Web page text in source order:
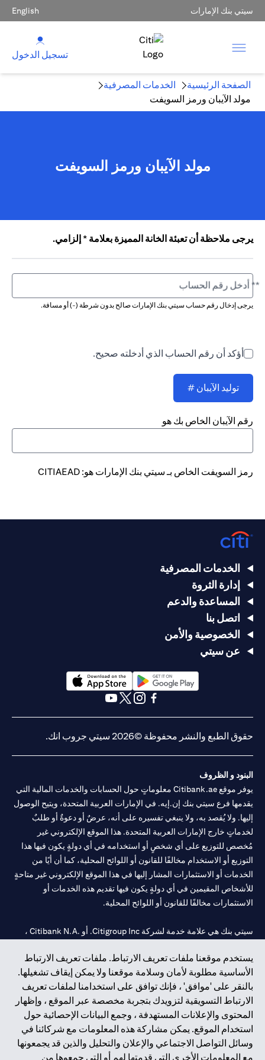
سيتي بنك الإمارات English
تسجيل الدخول
الصفحة الرئيسية
الخدمات المصرفية
مولد الآيبان ورمز السويفت
مولد الآيبان ورمز السويفت
يرجى ملاحظة أن تعبئة الخانة المميزة بعلامة * إلزامي.
يرجى إدخال رقم حساب سيتي بنك الإمارات صالح بدون شرطة (-) أو مسافة.
** أدخل رقم الحساب
أؤكد أن رقم الحساب الذي أدخلته صحيح.
توليد الآيبان #
رقم الآيبان الخاص بك هو
رمز السويفت الخاص بـ سيتي بنك الإمارات هو: CITIAEAD
يستخدم موقعنا ملفات تعريف الارتباط. ملفات تعريف الارتباط
الأساسية مطلوبة لأمان وسلامة موقعنا ولا يمكن إيقاف تشغيلها.
بالنقر على 'موافق' ، فإنك توافق على استخدامنا لملفات تعريف
الارتباط التسويقية لتزويدك بتجربة مخصصة عبر الموقع ، وإظهار
المحتوى والإعلانات المستهدفة ، وجمع البيانات الإحصائية حول
استخدام الموقع. يمكن مشاركة هذه المعلومات مع شركائنا في
وسائل التواصل الاجتماعي والإعلان والتحليل والذين قد يجمعونها
مع المعلومات الأخرى التي قدمتها لهم أو التي جمعوها من
الخدمات المصرفية
إدارة الثروة
المساعدة والدعم
اتصل بنا
الخصوصية والأمن
عن سيتي
(opens in a new tab)
حقوق الطبع والنشر محفوظة ©2026 سيتي جروب انك.
البنود و الظروف
يوفر موقع Citibank.ae معلوماتٍ حول الحسابات والخدمات المالية التي
يقدمها فرع سيتي بنك إن.إيه. في الإمارات العربية المتحدة، ويتيح الوصول
إليها. ولا يُقصد به، ولا ينبغي تفسيره على أنه، عرضٌ أو دعوةٌ أو طلبٌ
لخدماتٍ خارج الإمارات العربية المتحدة. هذا الموقع الإلكتروني غير
مُخصص للتوزيع على أي شخصٍ أو استخدامه في أي دولةٍ يكون فيها هذا
التوزيع أو الاستخدام مخالفًا للقانون أو اللوائح المحلية، كما أن أيًا من
الخدمات أو الاستثمارات المشار إليها في هذا الموقع الإلكتروني غير متاحةٍ
للأشخاص المقيمين في أي دولةٍ يكون فيها تقديم هذه الخدمات أو
الاستثمارات مخالفًا للقانون أو اللوائح المحلية.
سيتي بنك هي علامة خدمة لشركة Citigroup Inc. أو .Citibank N.A ،
سيتي بنك إن. إيه. الإمارات مسجل لدى مصرف الإمارات المركزي تحت
أرقام التراخيص 202563 لفرع الوصل في دبي، 531989 لفرع مول
الإمارات في دبي، وCN-1002019لفرع أبوظبي. هاتف: 4000 311 04.
فرع سيتي بنك إن إيه - الإمارات العربية المتحدة مرخص من مصرف
الإمارات العربية المتحدة المركزي كفرع لبنك أجنبي.
سيتي بنك إن إيه الإمارات العربية المتحدة مرخص من هيئة الأوراق المالية